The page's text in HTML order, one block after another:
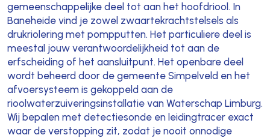
gemeenschappelijke deel tot aan het hoofdriool. In
Baneheide vind je zowel zwaartekrachtstelsels als
drukriolering met pompputten. Het particuliere deel is
meestal jouw verantwoordelijkheid tot aan de
erfscheiding of het aansluitpunt. Het openbare deel
wordt beheerd door de gemeente Simpelveld en het
afvoersysteem is gekoppeld aan de
rioolwaterzuiveringsinstallatie van Waterschap Limburg.
Wij bepalen met detectiesonde en leidingtracer exact
waar de verstopping zit, zodat je nooit onnodige